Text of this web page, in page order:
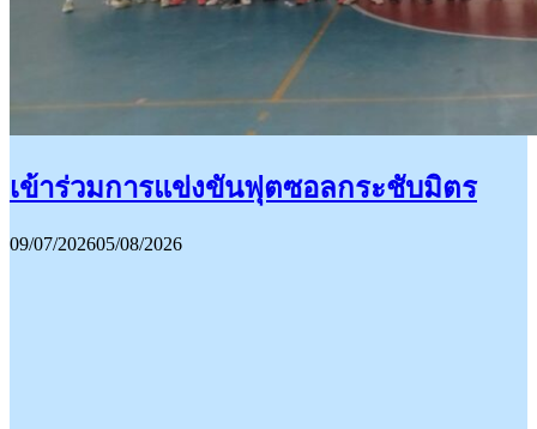
เข้าร่วมการแข่งขันฟุตซอลกระชับมิตร
09/07/202605/08/2026